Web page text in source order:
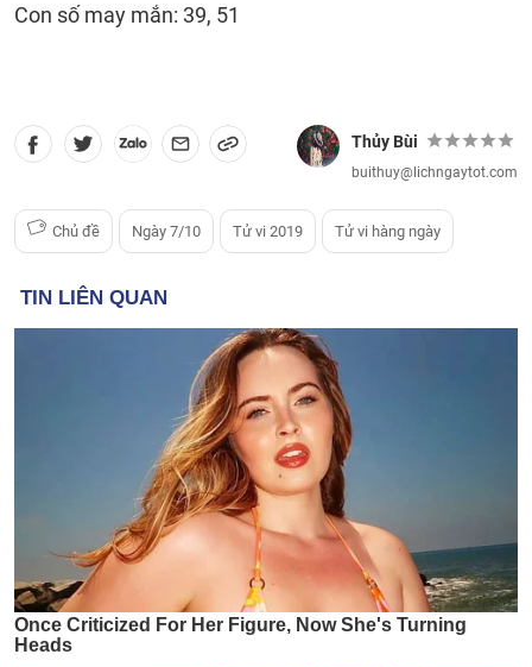
Con số may mắn: 39, 51
Thủy Bùi
buithuy@lichngaytot.com
Chủ đề Ngày 7/10 Tử vi 2019 Tử vi hàng ngày